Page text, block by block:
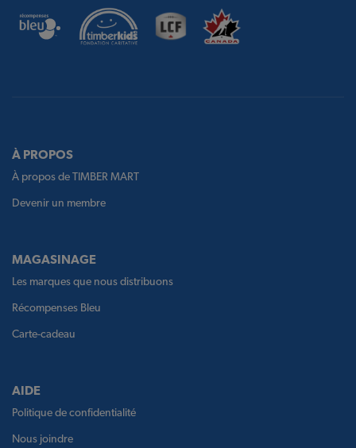
À PROPOS
À propos de TIMBER MART
Devenir un membre
MAGASINAGE
Les marques que nous distribuons
Récompenses Bleu
Carte-cadeau
AIDE
Politique de confidentialité
Nous joindre